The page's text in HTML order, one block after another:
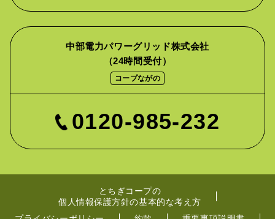
中部電力パワーグリッド株式会社
（24時間受付）
コープながの
0120-985-232
とちぎコープの
個人情報保護方針の基本的な考え方